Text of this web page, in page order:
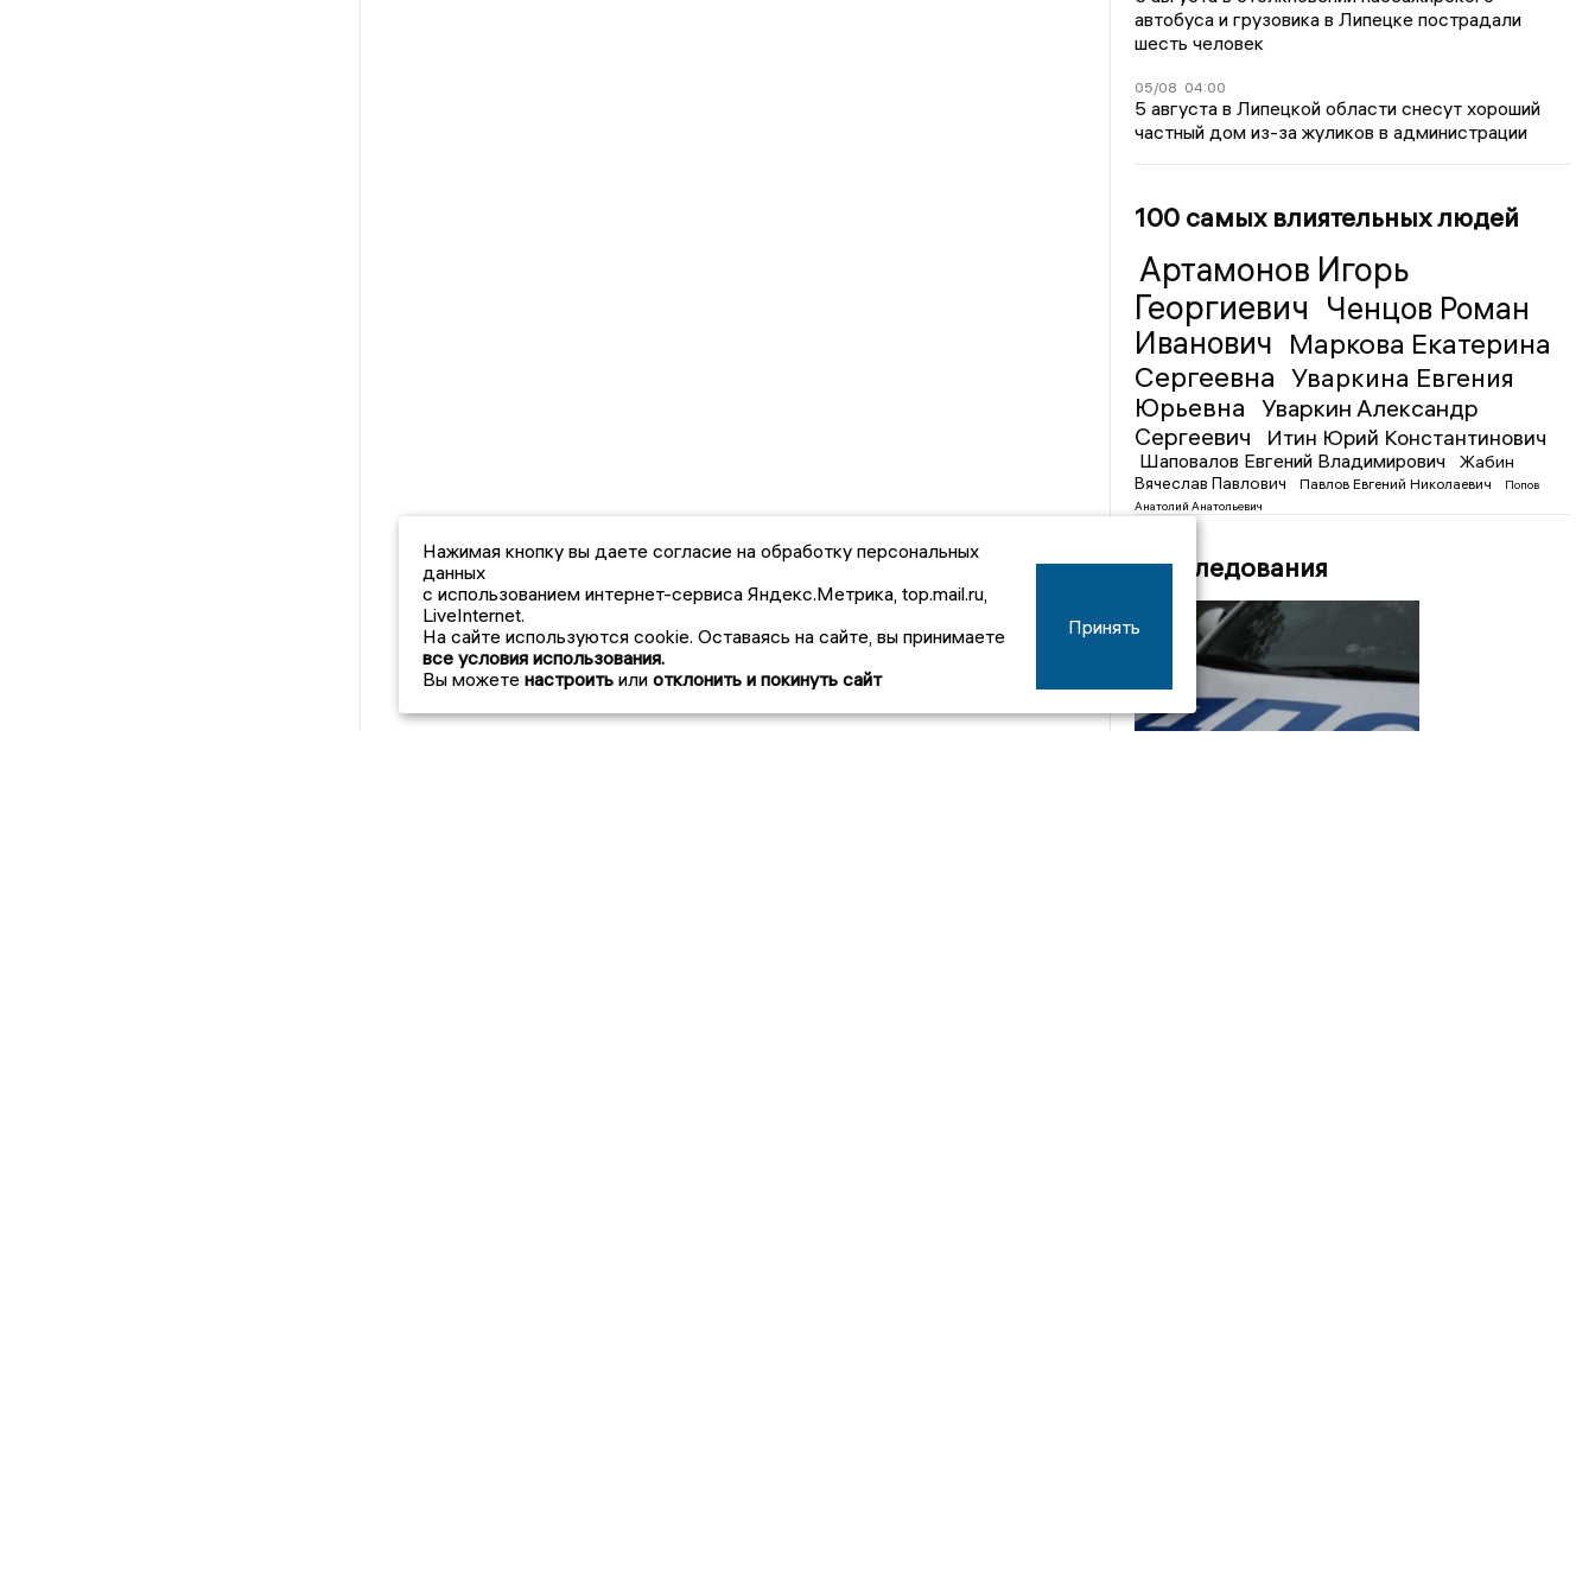
автобуса и грузовика в Липецке пострадали
шесть человек
05/08 04:00
5 августа в Липецкой области снесут хороший
частный дом из-за жуликов в администрации
100 самых влиятельных людей
Артамонов Игорь
Георгиевич Ченцов Роман
Иванович Маркова Екатерина
Сергеевна Уваркина Евгения
Юрьевна
Уваркин Александр
Сергеевич
Итин Юрий Константинович
Шаповалов Евгений Владимирович
Жабин
Вячеслав Павлович
Павлов Евгений Николаевич
Попов
Анатолий Анатольевич
Расследования
Нажимая кнопку вы даете согласие на обработку персональных
данных
с использованием интернет-сервиса Яндекс.Метрика, top.mail.ru,
LiveInternet.
На сайте используются cookie. Оставаясь на сайте, вы принимаете
все условия использования.
Вы можете настроить или отклонить и покинуть сайт
Принять